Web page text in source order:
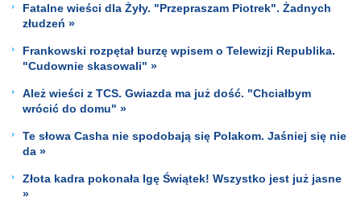
Fatalne wieści dla Żyły. "Przepraszam Piotrek". Żadnych
złudzeń »
Frankowski rozpętał burzę wpisem o Telewizji Republika.
"Cudownie skasowali" »
Ależ wieści z TCS. Gwiazda ma już dość. "Chciałbym
wrócić do domu" »
Te słowa Casha nie spodobają się Polakom. Jaśniej się nie
da »
Złota kadra pokonała Igę Świątek! Wszystko jest już jasne
»